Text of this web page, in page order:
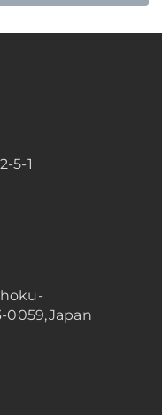
5-1
0059,Japan